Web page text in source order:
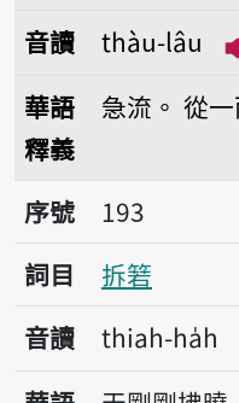
音讀
thàu-lâu
華語
釋義
急流。 從
序號193拆箬
序號
193
詞目
拆箬
音讀
thiah-ha̍h